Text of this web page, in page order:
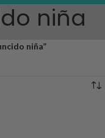
niña
niña”